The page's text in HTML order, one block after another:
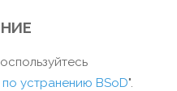
устранению BSoD".